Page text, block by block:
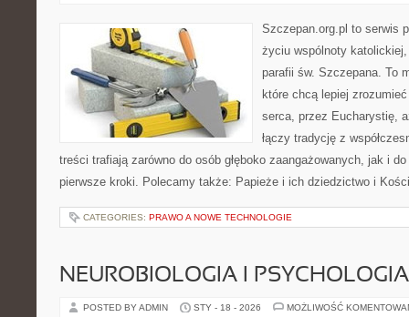
Szczepan.org.pl to serwis
życiu wspólnoty
parafii św. Szczepana. To
które chcą lepiej
serca, przez Eucharystię,
łączy tradycję z
treści trafiają zarówno do osób głęboko zaangażowanych, jak i
pierwsze kroki. Polecamy także: Papieże i ich dziedzictwo i
CATEGORIES: PRAWO A NOWE TECHNOLOGIE
NEUROBIOLOGIA I PSYCHOLOGIA
POSTED BY ADMIN STY - 18 - 2026 MOŻLIWOŚĆ